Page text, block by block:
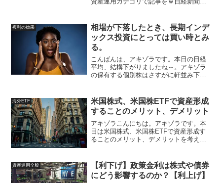
非課税枠40万円を最大限活用できるよう
に毎月末に3万...
複利の効果
相場が下落したとき、長期インデ
ックス投資にとっては買い時とみ
る。
こんばんは、アキゾラです。本日の日経
平均、結構下がりましたね～。アキゾラ
の保有する個別株はさすがに軒並み下が
ろではありますが。。 参考：夏枯れ相
場ってどう？長期保有予定...
海外ETF
米国株式、米国株ETFで資産形成
することのメリット、デメリット
アキゾラこんにちは。アキゾラです。本
日は米国株式、米国株ETFで資産形成す
ることのメリット、デメリットを考えま
ETFともに、基本的なメリットとデメリ
ットは同じかなと思い...
資産運用全般
【利下げ】政策金利は株式や債券
にどう影響するのか？【利上げ】